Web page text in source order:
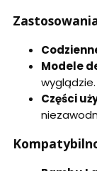
Modele
wyglądzie.
Części